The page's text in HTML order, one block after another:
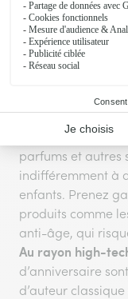
Les cadeaux
sont associés au
parfums et autres
indifféremment à
enfants. Prenez
produits comme
anti-âge, qui
Au rayon high-
d’anniversaire
d’auteur